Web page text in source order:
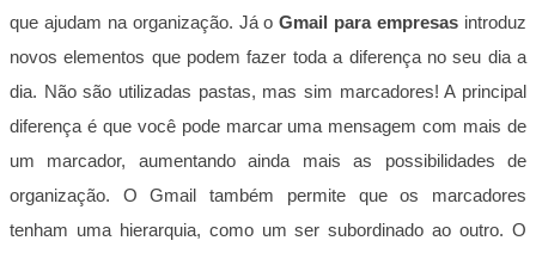
que ajudam na organização. Já oGmail para empresas introduz
novos elementos que podem fazer toda a diferença no seu dia a
dia. Não são utilizadas pastas, mas sim marcadores! A principal
diferença é que você pode marcar uma mensagem com mais de
um marcador, aumentando ainda mais as possibilidades de
organização. O Gmail também permite que os marcadores
tenham uma hierarquia, como um ser subordinado ao outro. O